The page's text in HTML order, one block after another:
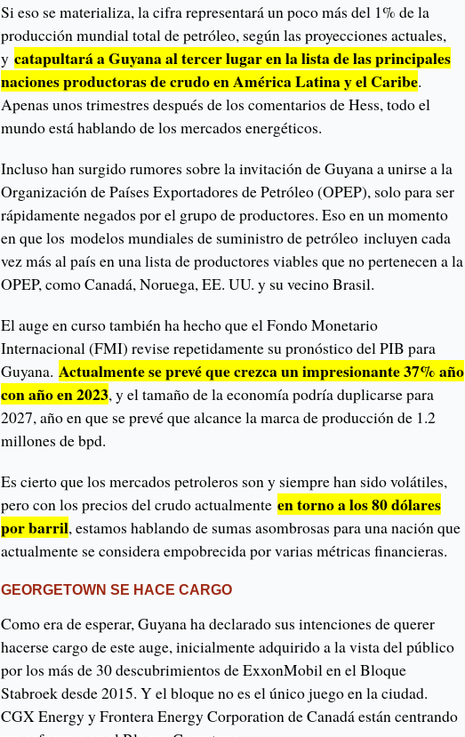
Si eso se materializa, la cifra representará un poco más del 1% de la
producción mundial total de petróleo, según las proyecciones actuales,
ycatapultará a Guyana al tercer lugar en la lista de las principales
naciones productoras de crudo en América Latina y el Caribe.
Apenas unos trimestres después de los comentarios de Hess, todo el
mundo está hablando de los mercados energéticos.
Incluso han surgido rumores sobre la invitación de Guyana a unirse a la
Organización de Países Exportadores de Petróleo (OPEP), solo para ser
rápidamente negados por el grupo de productores. Eso en un momento
en que los modelos mundiales de suministro de petróleo incluyen cada
vez más al país en una lista de productores viables que no pertenecen a la
OPEP, como Canadá, Noruega, EE. UU. y su vecino Brasil.
El auge en curso también ha hecho que el Fondo Monetario
Internacional (FMI) revise repetidamente su pronóstico del PIB para
Guyana.Actualmente se prevé que crezca un impresionante 37% año
con año en 2023, y el tamaño de la economía podría duplicarse para
2027, año en que se prevé que alcance la marca de producción de 1.2
millones de bpd.
Es cierto que los mercados petroleros son y siempre han sido volátiles,
pero con los precios del crudo actualmenteen torno a los 80 dólares
por barril, estamos hablando de sumas asombrosas para una nación que
actualmente se considera empobrecida por varias métricas financieras.
GEORGETOWN SE HACE CARGO
Como era de esperar, Guyana ha declarado sus intenciones de querer
hacerse cargo de este auge, inicialmente adquirido a la vista del público
por los más de 30 descubrimientos de ExxonMobil en el Bloque
Stabroek desde 2015. Y el bloque no es el único juego en la ciudad.
CGX Energy y Frontera Energy Corporation de Canadá están centrando